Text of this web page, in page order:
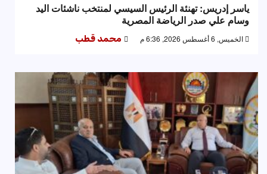
ياسر إدريس: تهنئة الرئيس السيسي لمنتخب ناشئات اليد
وسام علي صدر الرياضة المصرية
الخميس, 6 أغسطس 2026, 6:36 م محمد قطب